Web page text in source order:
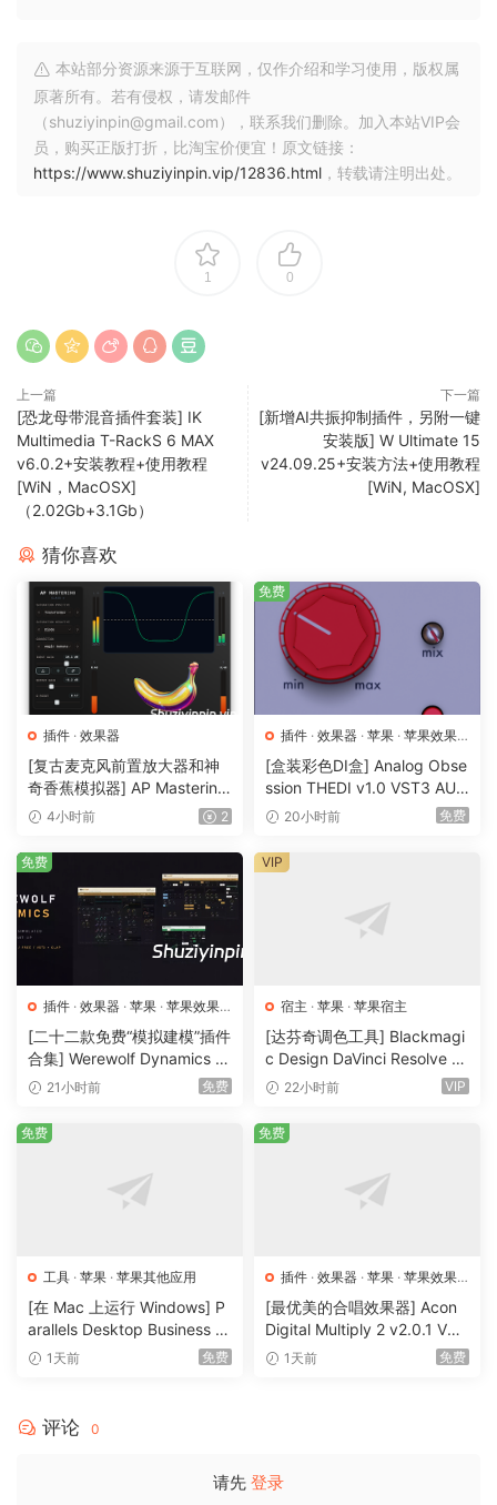
开发者的高品质声音的门户。此外，一切都是完全可调整的，
因此您可以制作任何自己的声音。
Kontakt 8 有什么新功能？
我们迄今为止功能最丰富的版本旨在改变您生成、调制和播放
而且它们适用于任何新旧 Kontakt 乐器。作为我们的第一款产
品，我们推出了 MIDI 内容和带有和弦和短语的随机化功能，旨
循环控制 Leap 是一种超快且好玩的播放和操作循环的方式。激
发新想法，加入富有表现力的表演效果，或者只是即兴演奏。
为您的样本收藏注入新的活力，或者使用我们的新 Leap
Expansions
系列尝试一些全新的东西，从针对特定流派和风格的 12 个精选
包开始。
使用数百种内置乐器开始演奏
Kontakt 的 Factory Library 包含数百种精心采样的乐器。从大
量可演奏和可调整的声学和电子选项开始演奏，包括
Orchestral Tools 的著名合集以及 Hybrid Keys。
您最喜爱的所有 Kontakt 乐器都在这里制作。强大的功能集使
Kontakt 成为全球乐器开发人员的首选，而且它通过增强的合成
器。
8.0.1 2024-09-26
建新乐器（同时查看其他乐器或工具）
已修复飞跃：量化将停止组模式下的所有其他
音符
已修复工具：UI 上的动态模式缺少“关闭”状态
已修复和弦：使用此工具时音符悬挂
已修复短语：重新触发模式“关闭”和“连奏”模式
无法正常工作
标签
已知问题。
已知问题 Leap：调整音调时，所有声音都以单
已知问题 从侧窗格浏览器加载内容时，空格键
无法到达 DAW
已知问题 使用 Kontrol MK3 键盘时，加载具有
本站部分资源来源于互联网，仅作介绍和学习使用，版权属
原著所有。若有侵权，请发邮件
（shuziyinpin@gmail.com），联系我们删除。加入本站VIP会
员，购买正版打折，比淘宝价便宜！原文链接：
https://www.shuziyinpin.vip/12836.html ，转载请注明出处。
1 0
上一篇
[恐龙母带混音插件套装] IK
Multimedia T-RackS 6 MAX
v6.0.2+安装教程+使用教程
[WiN，MacOSX]
（2.02Gb+3.1Gb）
下一篇
[新增AI共振抑制插件，另附一键
安装版] W Ultimate 15
v24.09.25+安装方法+使用教程
[WiN, MacOSX]
猜你喜欢
插件 · 效果器
[复古麦克风前置放大器和神
奇香蕉模拟器] AP Mastering
Class-A v2.3.0 Incl Patched
13MB）
4小时前 2
插件 · 效果器 · 苹果 · 苹果效果
器
[盒装彩色DI盒] Analog Obse
ssion THEDI v1.0 VST3 AU
AAX [WiN, MacOSX]（17.8
20小时前 免费
免费
插件 · 效果器 · 苹果 · 苹果效果
器
[二十二款免费“模拟建模”插件
合集] Werewolf Dynamics Pl
ugins Bundle v0.7.6 VST3 C
85MB+313MB)
21小时前 免费
免费
宿主 · 苹果 · 苹果宿主
[达芬奇调色工具] Blackmagi
c Design DaVinci Resolve St
udio 21.0.4 Multilingual [Ma
22小时前 VIP
VIP
工具 · 苹果 · 苹果其他应用
[在 Mac 上运行 Windows] P
arallels Desktop Business E
dition 26.4.1.57516-ATB [M
1天前 免费
免费
插件 · 效果器 · 苹果 · 苹果效果
器
[最优美的合唱效果器] Acon
Digital Multiply 2 v2.0.1 VST
VST3 AU AAX [WiN, MacOS
1天前 免费
免费
评论 0
请先 登录